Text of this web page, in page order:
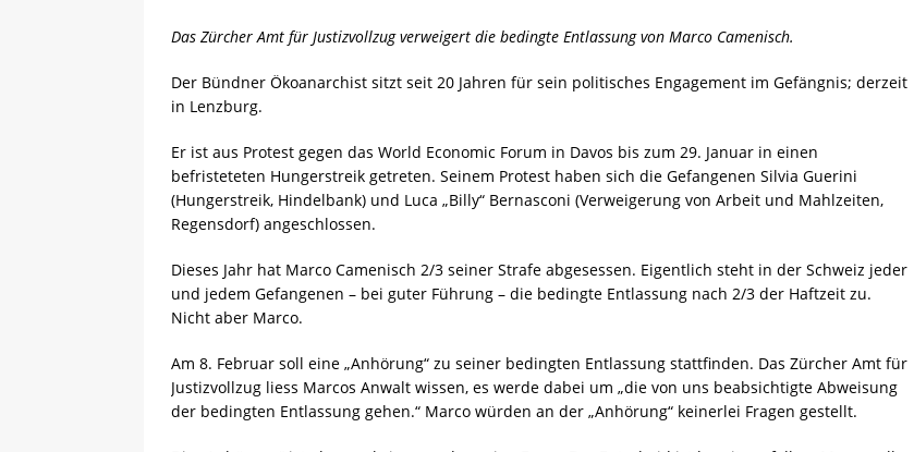
Das Zürcher Amt für Justizvollzug verweigert die bedingte Entlassung von Marco Camenisch.
Der Bündner Ökoanarchist sitzt seit 20 Jahren für sein politisches Engagement im Gefängnis; derzeit
in Lenzburg.
Er ist aus Protest gegen das World Economic Forum in Davos bis zum 29. Januar in einen
befristeteten Hungerstreik getreten. Seinem Protest haben sich die Gefangenen Silvia Guerini
(Hungerstreik, Hindelbank) und Luca „Billy“ Bernasconi (Verweigerung von Arbeit und Mahlzeiten,
Regensdorf) angeschlossen.
Dieses Jahr hat Marco Camenisch 2/3 seiner Strafe abgesessen. Eigentlich steht in der Schweiz jeder
und jedem Gefangenen – bei guter Führung – die bedingte Entlassung nach 2/3 der Haftzeit zu.
Nicht aber Marco.
Am 8. Februar soll eine „Anhörung“ zu seiner bedingten Entlassung stattfinden. Das Zürcher Amt für
Justizvollzug liess Marcos Anwalt wissen, es werde dabei um „die von uns beabsichtigte Abweisung
der bedingten Entlassung gehen.“ Marco würden an der „Anhörung“ keinerlei Fragen gestellt.